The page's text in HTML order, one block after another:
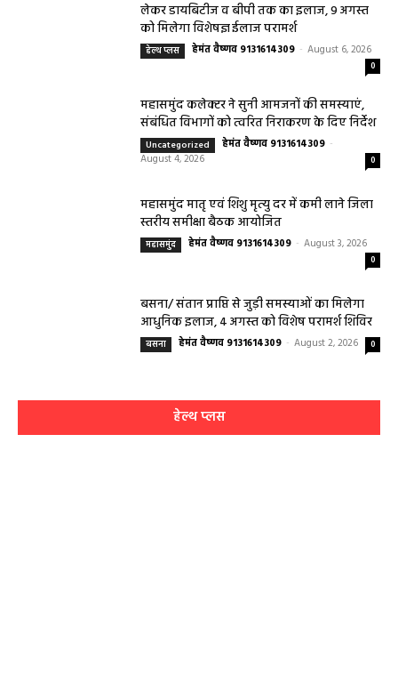
लेकर डायबिटीज व बीपी तक का इलाज, 9 अगस्त
को मिलेगा विशेषज्ञ ईलाज परामर्श
हेल्थ प्लस हेमंत वैष्णव 9131614309 - August 6, 2026
0
महासमुंद कलेक्टर ने सुनी आमजनों की समस्याएं,
संबंधित विभागों को त्वरित निराकरण के दिए निर्देश
Uncategorized हेमंत वैष्णव 9131614309 -
August 4, 2026
0
महासमुंद मातृ एवं शिशु मृत्यु दर में कमी लाने जिला
स्तरीय समीक्षा बैठक आयोजित
महासमुंद हेमंत वैष्णव 9131614309 - August 3, 2026
0
बसना/ संतान प्राप्ति से जुड़ी समस्याओं का मिलेगा
आधुनिक इलाज, 4 अगस्त को विशेष परामर्श शिविर
बसना हेमंत वैष्णव 9131614309 - August 2, 2026 0
हेल्थ प्लस